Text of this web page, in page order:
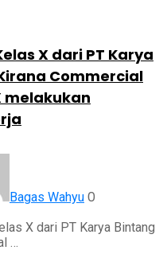
X dari PT Karya
Commercial
melakukan
Bagas Wahyu 0
X dari PT Karya Bintang
…